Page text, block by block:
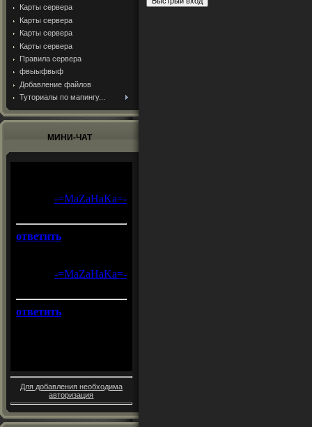
Карты сервера
Карты сервера
Карты сервера
Карты сервера
Правила сервера
фвыыфвыф
Добавление файлов
Туториалы по мапингу...
МИНИ-ЧАТ
Для добавления необходима
авторизация